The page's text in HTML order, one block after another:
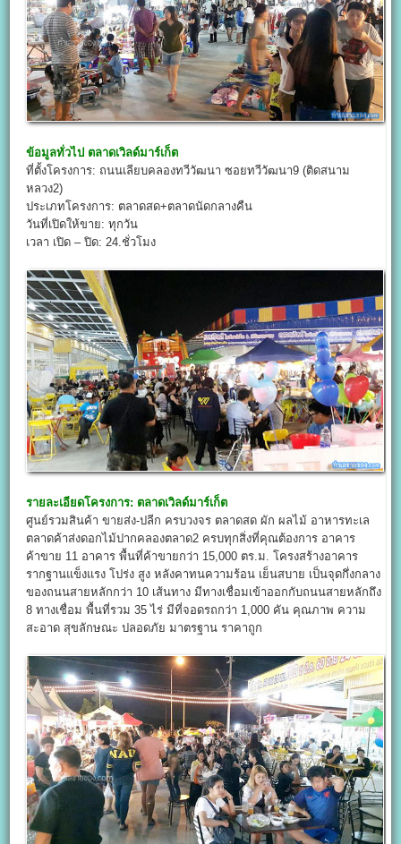
ข้อมูลทั่วไป ตลาดเวิลด์มาร์เก็ต
ที่ตั้งโครงการ: ถนนเลียบคลองทวีวัฒนา ซอยทวีวัฒนา9 (ติดสนาม
หลวง2)
ประเภทโครงการ: ตลาดสด+ตลาดนัดกลางคืน
วันที่เปิดให้ขาย: ทุกวัน
เวลา เปิด – ปิด: 24.ชั่วโมง
รายละเอียดโครงการ: ตลาดเวิลด์มาร์เก็ต
ศูนย์รวมสินค้า ขายส่ง-ปลีก ครบวงจร ตลาดสด ผัก ผลไม้ อาหารทะเล
ตลาดค้าส่งดอกไม้ปากคลองตลาด2 ครบทุกสิ่งที่คุณต้องการ อาคาร
ค้าขาย 11 อาคาร พื้นที่ค้าขายกว่า 15,000 ตร.ม. โครงสร้างอาคาร
รากฐานแข็งแรง โปร่ง สูง หลังคาทนความร้อน เย็นสบาย เป็นจุดกึ่งกลาง
ของถนนสายหลักกว่า 10 เส้นทาง มีทางเชื่อมเข้าออกกับถนนสายหลักถึง
8 ทางเชื่อม พื้นที่รวม 35 ไร่ มีที่จอดรถกว่า 1,000 คัน คุณภาพ ความ
สะอาด สุขลักษณะ ปลอดภัย มาตรฐาน ราคาถูก